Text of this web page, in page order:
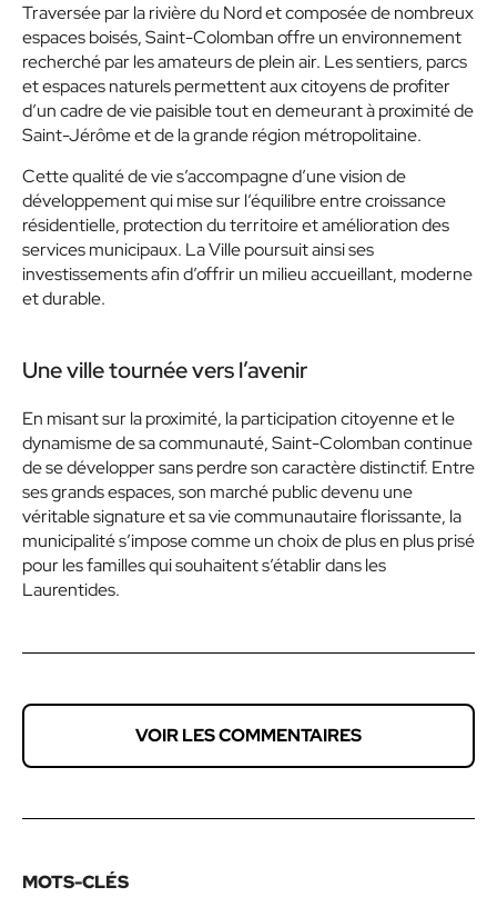
Traversée par la rivière du Nord et composée de nombreux
espaces boisés, Saint-Colomban offre un environnement
recherché par les amateurs de plein air. Les sentiers, parcs
et espaces naturels permettent aux citoyens de profiter
d’un cadre de vie paisible tout en demeurant à proximité de
Saint-Jérôme et de la grande région métropolitaine.
Cette qualité de vie s’accompagne d’une vision de
développement qui mise sur l’équilibre entre croissance
résidentielle, protection du territoire et amélioration des
services municipaux. La Ville poursuit ainsi ses
investissements afin d’offrir un milieu accueillant, moderne
et durable.
Une ville tournée vers l’avenir
En misant sur la proximité, la participation citoyenne et le
dynamisme de sa communauté, Saint-Colomban continue
de se développer sans perdre son caractère distinctif. Entre
ses grands espaces, son marché public devenu une
véritable signature et sa vie communautaire florissante, la
municipalité s’impose comme un choix de plus en plus prisé
pour les familles qui souhaitent s’établir dans les
Laurentides.
VOIR LES COMMENTAIRES
MOTS-CLÉS